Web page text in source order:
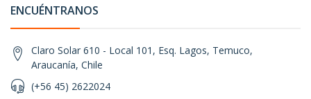
ENCUÉNTRANOS
Claro Solar 610 - Local 101, Esq. Lagos, Temuco,
Araucanía, Chile
(+56 45) 2622024